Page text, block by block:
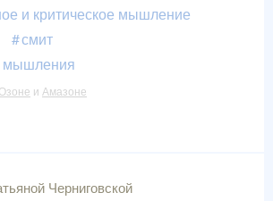
и критическое мышление
смит
мышления
Озоне и Амазоне
Черниговской